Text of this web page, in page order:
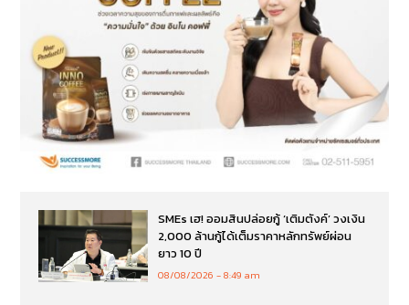
SMEs เฮ! ออมสินปล่อยกู้ ‘เติมตังค์’ วงเงิน
2,000 ล้านกู้ได้เต็มราคาหลักทรัพย์ผ่อน
ยาว 10 ปี
08/08/2026 8:49 am